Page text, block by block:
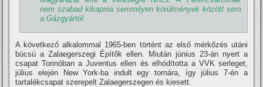
nem szabad kikapnia semmilyen körülmények között sem
a Gázgyártól.
A következő alkalommal 1965-ben történt az első mérkőzés utáni
búcsú a Zalaegerszegi Épí­tők ellen. Miután június 23-án nyert a
csapat Torinóban a Juventus ellen és elhódí­totta a VVK serleget,
július elején New York-ba indult egy tornára, í­gy július 7-én a
tartalékcsapat szerepelt Zalaegerszegen és kiesett.